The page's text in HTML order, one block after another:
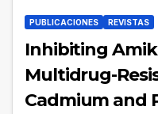
PUBLICACIONES REVISTAS
Inhibiting
Multidrug-
Cadmium and